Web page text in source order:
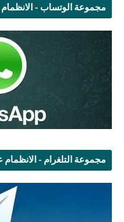
مجموعة الوتساب -
مجموعة التلغرام -